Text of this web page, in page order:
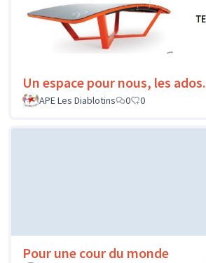
Un espace pour nous, les ados.
APE Les Diablotins
0 0
Pour une cour du monde